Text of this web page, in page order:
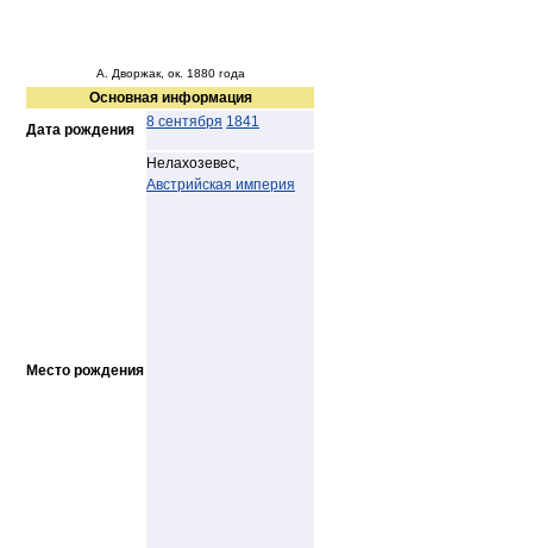
А. Дворжак, ок. 1880 года
Основная информация
Дата рождения
8 сентября 1841
Место рождения
Нелахозевес,
Австрийская империя